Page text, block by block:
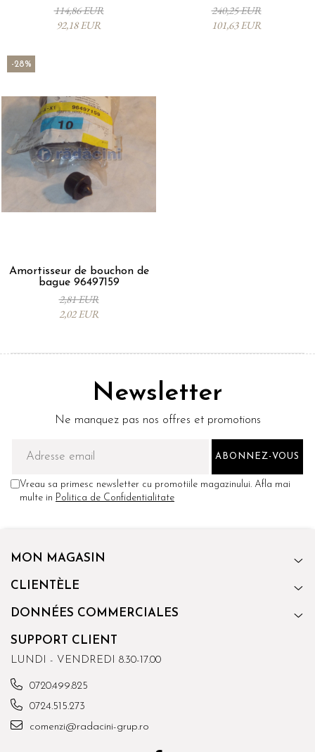
114,86 EUR
92,18 EUR
240,25 EUR
101,63 EUR
-28%
Amortisseur de bouchon de
bague 96497159
2,81 EUR
2,02 EUR
Newsletter
Ne manquez pas nos offres et promotions
Vreau sa primesc newsletter cu promotiile magazinului. Afla mai
multe in Politica de Confidentialitate
MON MAGASIN
CLIENTÈLE
DONNÉES COMMERCIALES
SUPPORT CLIENT
LUNDI - VENDREDI 8.30-17.00
0720.499.825
0724.515.273
comenzi@radacini-grup.ro